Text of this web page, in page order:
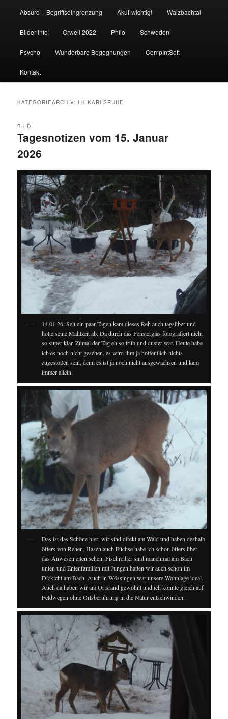
Absurd – Begriffseingrenzung Akut-wichtig! Walzbachtal
Bilder-Info Orwell 2022 Philo Schweden
Psycho Wunderbare Begegnungen CompIntSoft
Kontakt
KATEGORIEARCHIV:LK KARLSRUHE
Tagesnotizen vom 15. Januar
2026
BILD
14.01.26: Seit ein paar Tagen kam dieses Reh auch tagsüber und
holte seine Mahlzeit ab. Da durch das Fensterglas fotografiert nicht
so super klar. Zumal der Tag eh so trüb und duster war. Heute habe
ich es noch nicht gesehen, es wird ihm ja hoffentlich nichts
zugestoßen sein, denn es ist ja noch nicht ausgewachsen und kam
immer allein.
Das ist das Schöne hier, wir sind direkt am Wald und haben deshalb
öfters von Rehen, Hasen auch Füchse habe ich schon öfters über
das Anwesen eilen sehen. Fischreiher sind manchmal am Bach
unten und Entenfamilien mit Jungen hatten wir auch schon im
Dickicht am Bach. Auch in Wössingen war unsere Wohnlage ideal.
Auch da haben wir am Ortsrand gewohnt und ich konnte gleich auf
Feldwegen ohne Ortsberührung in die Natur entschwinden.